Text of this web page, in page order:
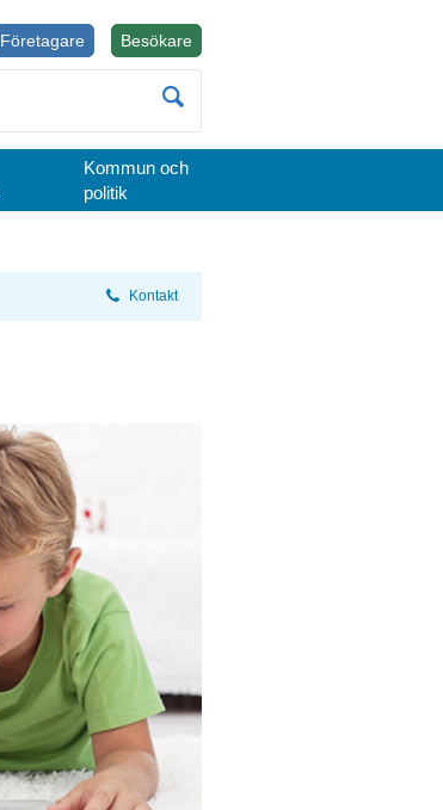
BesökareÖppnas i nytt fönster.
Företagare
Kommun och
politik
Kontakt